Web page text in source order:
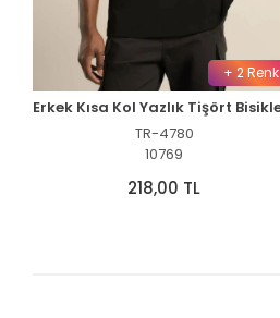
+ 2 Renk
TR-4780
10769
218,00 TL